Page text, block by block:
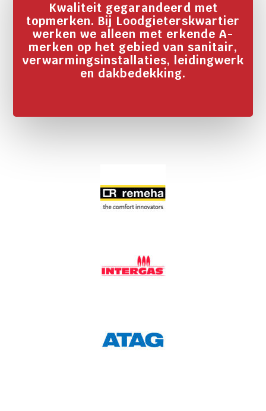
Kwaliteit gegarandeerd met
topmerken. Bij Loodgieterskwartier
werken we alleen met erkende A-
merken op het gebied van sanitair,
verwarmingsinstallaties, leidingwerk
en dakbedekking.